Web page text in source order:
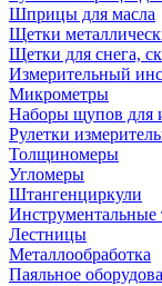
Шприцы для масла
Щетки
Щетки для снега,
Измерительный
Микрометры
Наборы щупов для
Рулетки
Толщиномеры
Угломеры
Штангенциркули
Инструментальные
Лестницы
Металлообработка
Паяльное